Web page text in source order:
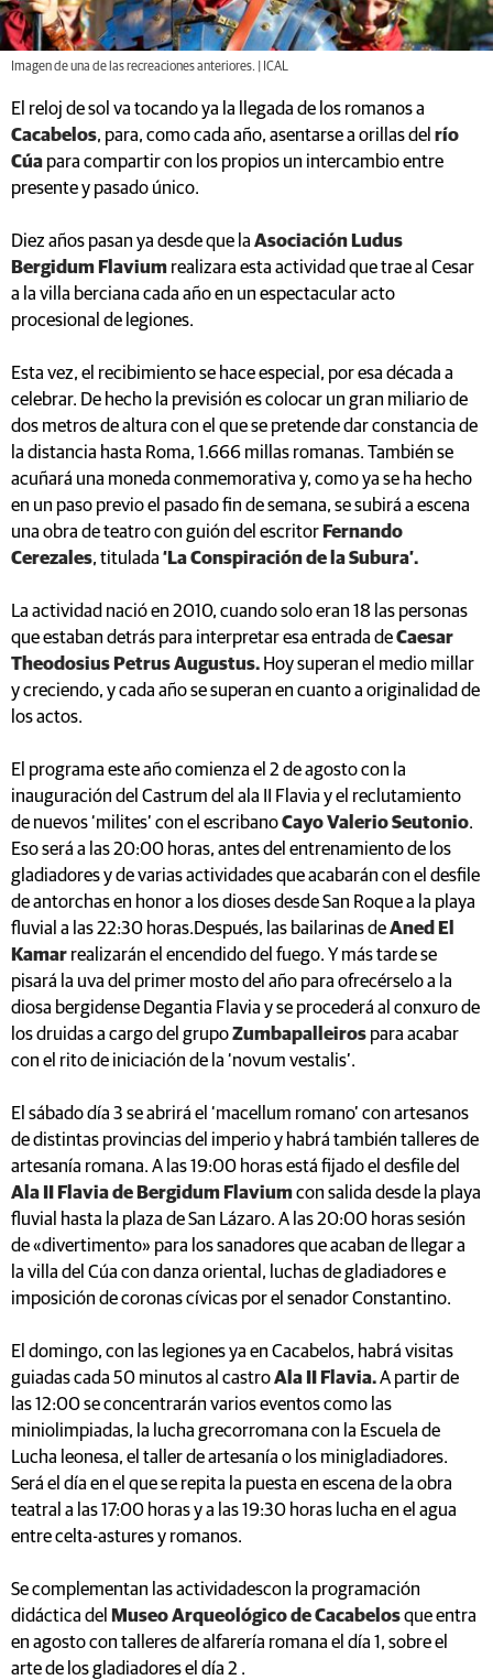
Imagen de una de las recreaciones anteriores. | ICAL
El reloj de sol va tocando ya la llegada de los romanos a
Cacabelos, para, como cada año, asentarse a orillas del río
Cúa para compartir con los propios un intercambio entre
presente y pasado único.
Diez años pasan ya desde que la Asociación Ludus
Bergidum Flavium realizara esta actividad que trae al Cesar
a la villa berciana cada año en un espectacular acto
procesional de legiones.
Esta vez, el recibimiento se hace especial, por esa década a
celebrar. De hecho la previsión es colocar un gran miliario de
dos metros de altura con el que se pretende dar constancia de
la distancia hasta Roma, 1.666 millas romanas. También se
acuñará una moneda conmemorativa y, como ya se ha hecho
en un paso previo el pasado fin de semana, se subirá a escena
una obra de teatro con guión del escritor Fernando
Cerezales, titulada ‘La Conspiración de la Subura’.
La actividad nació en 2010, cuando solo eran 18 las personas
que estaban detrás para interpretar esa entrada deCaesar
Theodosius Petrus Augustus. Hoy superan el medio millar
y creciendo, y cada año se superan en cuanto a originalidad de
los actos.
El programa este año comienza el 2 de agosto con la
inauguración del Castrum del ala II Flavia y el reclutamiento
de nuevos ‘milites’ con el escribanoCayo Valerio Seutonio.
Eso será a las 20:00 horas, antes del entrenamiento de los
gladiadores y de varias actividades que acabarán con el desfile
de antorchas en honor a los dioses desde San Roque a la playa
fluvial a las 22:30 horas.Después, las bailarinas deAned El
Kamar realizarán el encendido del fuego. Y más tarde se
pisará la uva del primer mosto del año para ofrecérselo a la
diosa bergidense Degantia Flavia y se procederá al conxuro de
los druidas a cargo del grupoZumbapalleiros para acabar
con el rito de iniciación de la ‘novum vestalis’.
El sábado día 3 se abrirá el ‘macellum romano’ con artesanos
de distintas provincias del imperio y habrá también talleres de
artesanía romana. A las 19:00 horas está fijado el desfile del
Ala II Flavia de Bergidum Flaviumcon salida desde la playa
fluvial hasta la plaza de San Lázaro. A las 20:00 horas sesión
de «divertimento» para los sanadores que acaban de llegar a
la villa del Cúa con danza oriental, luchas de gladiadores e
imposición de coronas cívicas por el senador Constantino.
El domingo, con las legiones ya en Cacabelos, habrá visitas
guiadas cada 50 minutos al castroAla II Flavia.A partir de
las 12:00 se concentrarán varios eventos como las
miniolimpiadas, la lucha grecorromana con la Escuela de
Lucha leonesa, el taller de artesanía o los minigladiadores.
Será el día en el que se repita la puesta en escena de la obra
teatral a las 17:00 horas y a las 19:30 horas lucha en el agua
entre celta-astures y romanos.
Se complementan las actividadescon la programación
didáctica del Museo Arqueológico de Cacabelosque entra
en agosto con talleres de alfarería romana el día 1, sobre el
arte de los gladiadores el día 2 .